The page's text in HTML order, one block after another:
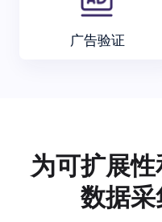
广告验证
为可扩展
数据